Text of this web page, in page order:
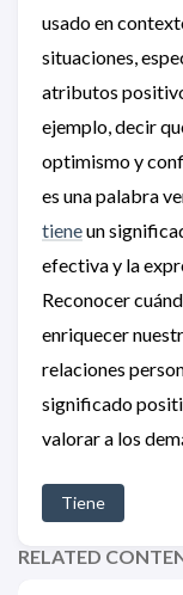
usado en
situaciones,
atributos
ejemplo, decir
optimismo y
es una palabra
tieneun
efectiva y la
Reconocer
enriquecer
relaciones
significado
valorar a los
Tiene
RELATED